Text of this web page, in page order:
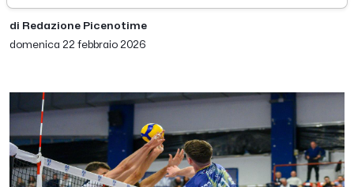
di Redazione Picenotime
domenica 22 febbraio 2026